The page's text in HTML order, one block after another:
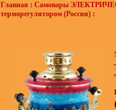
Главная : Самовары
терморегулятором (Россия):